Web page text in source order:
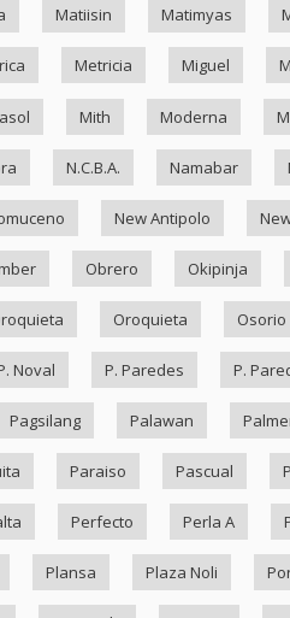
Matiisin Matimyas
Metricia Miguel
Mith Moderna
N.C.B.A. Namabar
New Antipolo
Obrero Okipinja
Oroquieta Osorio
Noval P. Paredes P.
Pagsilang Palawan
Paraiso Pascual
Perfecto Perla A
Plansa Plaza Noli